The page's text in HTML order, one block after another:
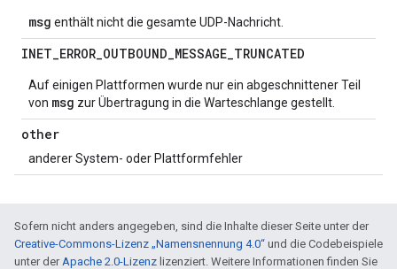
msg enthält nicht die gesamte UDP-Nachricht.
INET_ERROR_OUTBOUND_MESSAGE_TRUNCATED
Auf einigen Plattformen wurde nur ein abgeschnittener Teil
von msg zur Übertragung in die Warteschlange gestellt.
other
anderer System- oder Plattformfehler
Sofern nicht anders angegeben, sind die Inhalte dieser Seite unter der
Creative-Commons-Lizenz „Namensnennung 4.0“ und die Codebeispiele
unter derApache 2.0-Lizenz lizenziert. Weitere Informationen finden Sie